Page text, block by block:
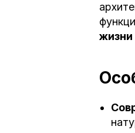
жизни